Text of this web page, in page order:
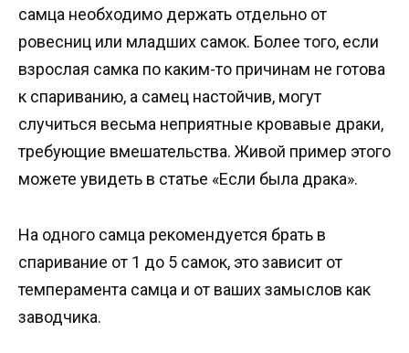
самца необходимо держать отдельно от
ровесниц или младших самок. Более того, если
взрослая самка по каким-то причинам не готова
к спариванию, а самец настойчив, могут
случиться весьма неприятные кровавые драки,
требующие вмешательства. Живой пример этого
можете увидеть в статье «Если была драка».
На одного самца рекомендуется брать в
спаривание от 1 до 5 самок, это зависит от
темперамента самца и от ваших замыслов как
заводчика.